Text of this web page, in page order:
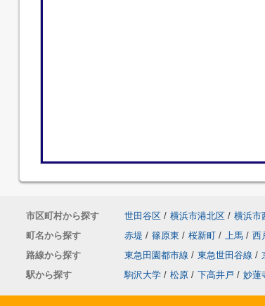
市区町村から探す 世田谷区 / 横浜市港北区 / 横浜市
町名から探す
赤堤 / 篠原東 / 桜新町 / 上馬 / 西
路線から探す
東急田園都市線 / 東急世田谷線 /
駅から探す
駒沢大学 / 松原 / 下高井戸 / 妙蓮